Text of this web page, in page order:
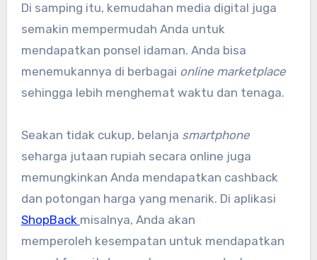
Di samping itu, kemudahan media digital juga
semakin mempermudah Anda untuk
mendapatkan ponsel idaman. Anda bisa
menemukannya di berbagai online marketplace
sehingga lebih menghemat waktu dan tenaga.
Seakan tidak cukup, belanja smartphone
seharga jutaan rupiah secara online juga
memungkinkan Anda mendapatkan cashback
dan potongan harga yang menarik. Di aplikasi
ShopBack misalnya, Anda akan
memperoleh kesempatan untuk mendapatkan